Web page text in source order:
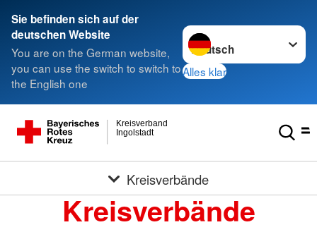
Sie befinden sich auf der
deutschen Website
You are on the German website,
you can use the switch to switch to
the English one
Sprache wechseln zu
Alles klar
Ingolstadt
Kreisverband
Kreisverbände
Kreisverbände